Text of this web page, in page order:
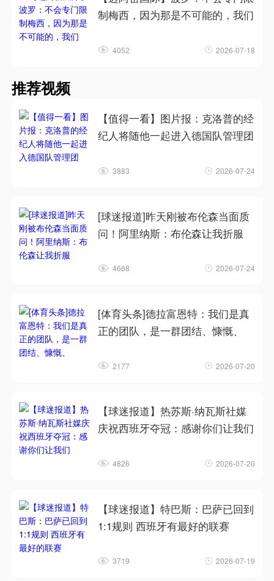
制梅西，因为那是不可能的，我们
4052 2026-07-18
推荐视频
【值得一看】图片报：克洛普的经
纪人将随他一起进入德国队管理团
3883 2026-07-24
[球迷报道]昨天刚被布伦森当面质
问！阿里纳斯：布伦森让我折服
4668 2026-07-24
[体育头条]德拉富恩特：我们是真
正的团队，是一群团结、慷慨、
2177 2026-07-20
【球迷报道】热苏斯·纳瓦斯社媒
庆祝西班牙夺冠：感谢你们让我们
4826 2026-07-20
【球迷报道】特巴斯：巴萨已回到
1:1规则 西班牙有最好的联赛
3719 2026-07-19